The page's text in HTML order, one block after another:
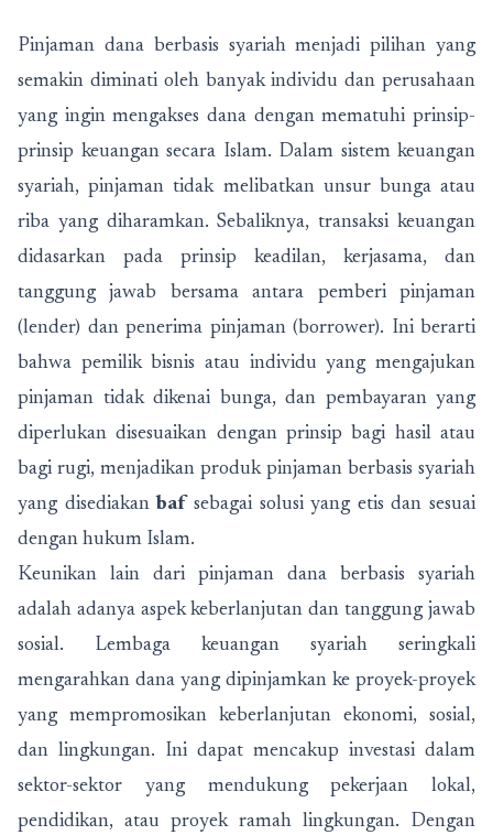
Pinjaman dana berbasis syariah menjadi pilihan yang
semakin diminati oleh banyak individu dan perusahaan
yang ingin mengakses dana dengan mematuhi prinsip-
prinsip keuangan secara Islam. Dalam sistem keuangan
syariah, pinjaman tidak melibatkan unsur bunga atau
riba yang diharamkan. Sebaliknya, transaksi keuangan
didasarkan pada prinsip keadilan, kerjasama, dan
tanggung jawab bersama antara pemberi pinjaman
(lender) dan penerima pinjaman (borrower). Ini berarti
bahwa pemilik bisnis atau individu yang mengajukan
pinjaman tidak dikenai bunga, dan pembayaran yang
diperlukan disesuaikan dengan prinsip bagi hasil atau
bagi rugi, menjadikan produk pinjaman berbasis syariah
yang disediakanbaf sebagai solusi yang etis dan sesuai
dengan hukum Islam.
Keunikan lain dari pinjaman dana berbasis syariah
adalah adanya aspek keberlanjutan dan tanggung jawab
sosial. Lembaga keuangan syariah seringkali
mengarahkan dana yang dipinjamkan ke proyek-proyek
yang mempromosikan keberlanjutan ekonomi, sosial,
dan lingkungan. Ini dapat mencakup investasi dalam
sektor-sektor yang mendukung pekerjaan lokal,
pendidikan, atau proyek ramah lingkungan. Dengan